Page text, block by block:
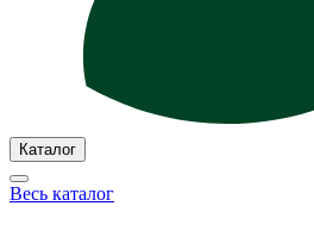
Каталог
Весь каталог